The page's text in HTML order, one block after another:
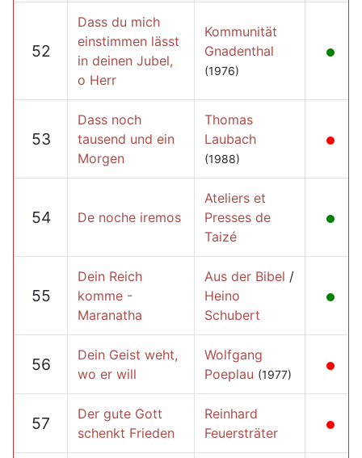
52
Dass du mich
einstimmen lässt
in deinen Jubel,
o Herr
Kommunität
Gnadenthal
(1976)
53
Dass noch
tausend und ein
Morgen
Thomas
Laubach
(1988)
54 De noche iremos
Ateliers et
Presses de
Taizé
55
Dein Reich
komme -
Maranatha
Aus der Bibel /
Heino
Schubert
56
Dein Geist weht,
wo er will
Wolfgang
Poeplau (1977)
57
Der gute Gott
schenkt Frieden
Reinhard
Feuersträter